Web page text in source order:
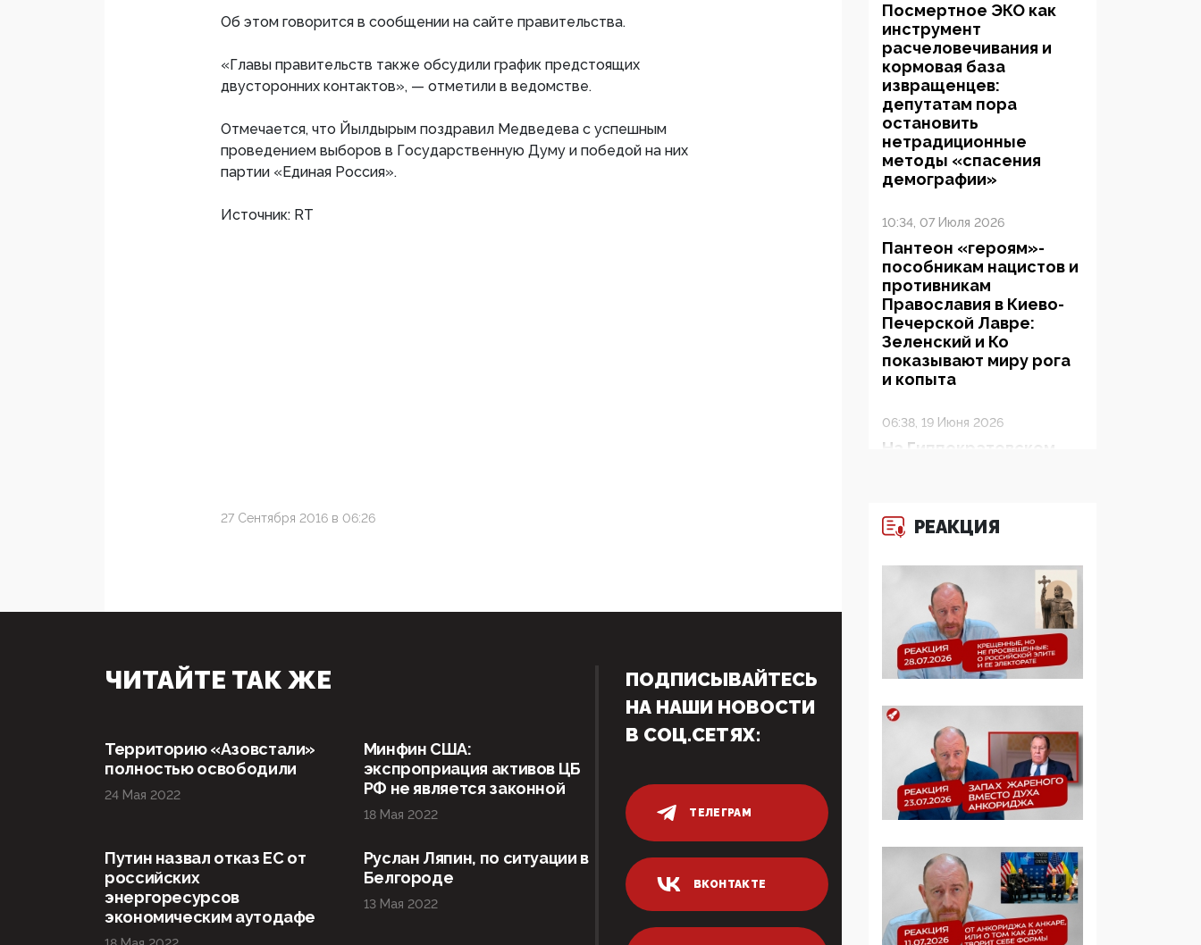
Об этом говорится в сообщении на сайте правительства.
«Главы правительств также обсудили график предстоящих
двусторонних контактов», — отметили в ведомстве.
Отмечается, что Йылдырым поздравил Медведева с успешным
проведением выборов в Государственную Думу и победой на них
партии «Единая Россия».
Источник: RT
27 Сентября 2016 в 06:26
Посмертное ЭКО как
инструмент
расчеловечивания и
кормовая база
извращенцев:
депутатам пора
остановить
нетрадиционные
методы «спасения
демографии»
10:34, 07 Июля 2026
Пантеон «героям»-
пособникам нацистов и
противникам
Православия в Киево-
Печерской Лавре:
Зеленский и Ко
показывают миру рога
и копыта
06:38, 19 Июня 2026
На Гиппократовском
бюджета в 100 раз
больше, чем кровные
многодетные семьи
05:00, 13 Июня 2026
Разбор учебника
Обществознания под
редакцией Медведева:
традиционные
ценности и немного
двоемыслия
11:53, 09 Июня 2026
Прокуратура наконец
экстремистскую
деятельность ИИТО
ЮНЕСКО в России, но
цифроглобалисты
продолжают
РЕАКЦИЯ
ЧИТАЙТЕ ТАК ЖЕ
Территорию «Азовстали»
полностью освободили
24 Мая 2022
Минфин США:
экспроприация активов ЦБ
РФ не является законной
18 Мая 2022
Путин назвал отказ ЕС от
российских
энергоресурсов
экономическим аутодафе
Руслан Ляпин, по ситуации в
Белгороде
13 Мая 2022
ПОДПИСЫВАЙТЕСЬ
НА НАШИ НОВОСТИ
В СОЦ.СЕТЯХ:
ТЕЛЕГРАМ
ВКОНТАКТЕ